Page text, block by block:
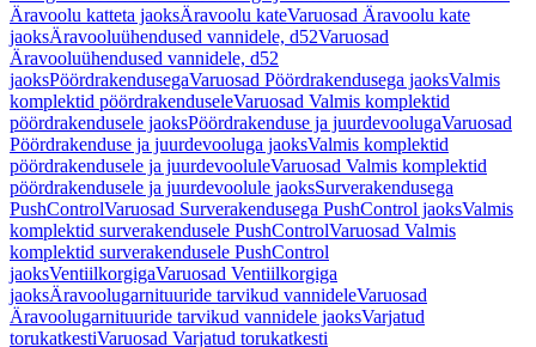
Äravoolu katteta jaoksÄravoolu kateVaruosad Äravoolu kate
jaoksÄravooluühendused vannidele, d52Varuosad
Äravooluühendused vannidele, d52
jaoksPöördrakendusegaVaruosad Pöördrakendusega jaoksValmis
komplektid pöördrakenduseleVaruosad Valmis komplektid
pöördrakendusele jaoksPöördrakenduse ja juurdevoolugaVaruosad
Pöördrakenduse ja juurdevooluga jaoksValmis komplektid
pöördrakendusele ja juurdevooluleVaruosad Valmis komplektid
pöördrakendusele ja juurdevoolule jaoksSurverakendusega
PushControlVaruosad Surverakendusega PushControl jaoksValmis
komplektid surverakendusele PushControlVaruosad Valmis
komplektid surverakendusele PushControl
jaoksVentiilkorgigaVaruosad Ventiilkorgiga
jaoksÄravoolugarnituuride tarvikud vannideleVaruosad
Äravoolugarnituuride tarvikud vannidele jaoksVarjatud
torukatkestiVaruosad Varjatud torukatkesti